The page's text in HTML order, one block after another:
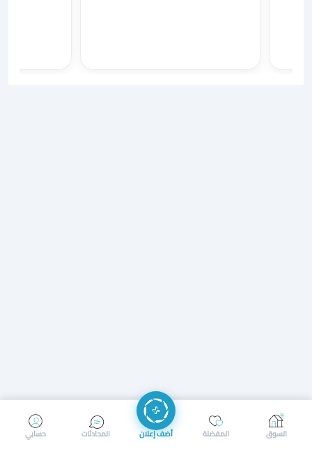
إرسال رسالة إجراء مكالمة
حسابي المحادثات أضف إعلان المفضلة السوق